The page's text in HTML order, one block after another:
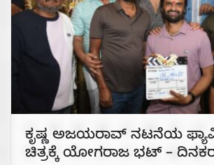
ಕೃಷ್ಣ ಅಜಯರಾವ್ ನಟನೆಯ
ಚಿತ್ರಕ್ಕೆ ಯೋಗರಾಜ ಭಟ್ –